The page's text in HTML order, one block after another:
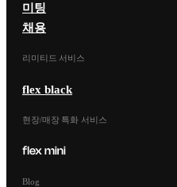
미팅
채용
리미티드 서비스
flex black
현장/매장 특화 서비스
Blog